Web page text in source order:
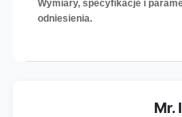
Wymiary, specyfikacje i
odniesienia.
Mr.